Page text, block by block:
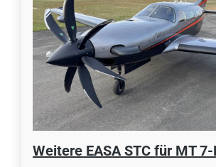
Weitere EASA STC für MT